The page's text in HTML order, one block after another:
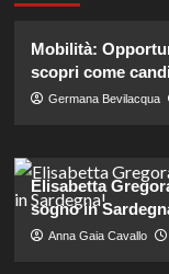
Mobilità:
scopri come
Germana Bevilacqua
Elisabetta
sogno in
Anna Gaia Cavallo